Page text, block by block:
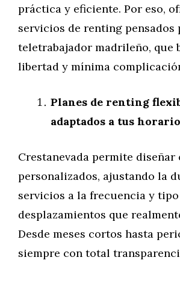
práctica y eficiente. Por eso,
servicios de renting pensados
teletrabajador madrileño, que
libertad y mínima
Planes de renting
adaptados a tus
Crestanevada permite diseñar
personalizados, ajustando la
servicios a la frecuencia y tipo
desplazamientos que
Desde meses cortos hasta
siempre con total